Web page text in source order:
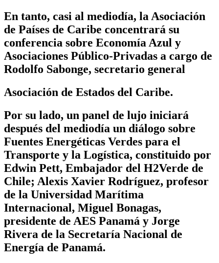
En tanto, casi al mediodía, la Asociación
de Países de Caribe concentrará su
conferencia sobre Economía Azul y
Asociaciones Público-Privadas a cargo de
Rodolfo Sabonge, secretario general
Asociación de Estados del Caribe.
Por su lado, un panel de lujo iniciará
después del mediodía un diálogo sobre
Fuentes Energéticas Verdes para el
Transporte y la Logística, constituido por
Edwin Pett, Embajador del H2Verde de
Chile; Alexis Xavier Rodríguez, profesor
de la Universidad Marítima
Internacional, Miguel Bonagas,
presidente de AES Panamá y Jorge
Rivera de la Secretaría Nacional de
Energía de Panamá.